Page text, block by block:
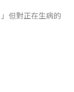
但對正在生病的
藥品，治療非經